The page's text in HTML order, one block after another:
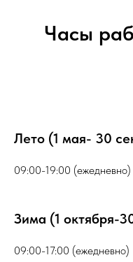
Часы
Лето (1 мая- 30
09:00-19:00 (ежедневно)
Зима (1 октября-
09:00-17:00 (ежедневно)